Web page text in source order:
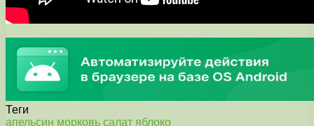
Теги
апельсин морковь салат яблоко